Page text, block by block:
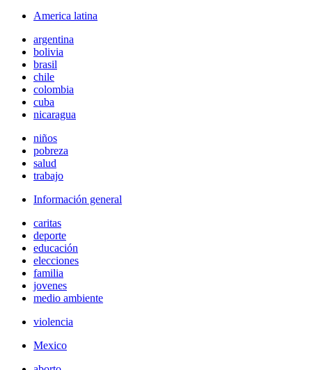
America latina
argentina
bolivia
brasil
chile
colombia
cuba
nicaragua
niños
pobreza
salud
trabajo
Información general
caritas
deporte
educación
elecciones
familia
jovenes
medio ambiente
violencia
Mexico